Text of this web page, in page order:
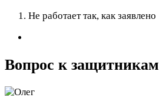
Не работает так, как заявлено
Вопрос к защитникам